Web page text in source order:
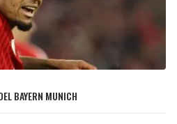
BAYERN MUNICH